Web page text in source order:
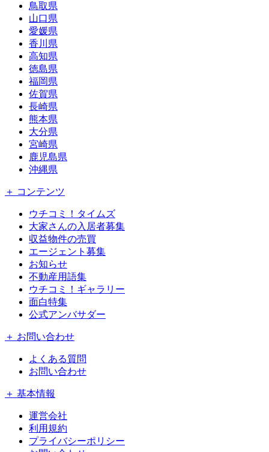
鳥取県
山口県
愛媛県
香川県
高知県
徳島県
福岡県
佐賀県
長崎県
熊本県
大分県
宮崎県
鹿児島県
沖縄県
＋ コンテンツ
ウチコミ！タイムズ
大家さんの入居者募集
収益物件の売買
エージェント募集
お知らせ
不動産用語集
ウチコミ！ギャラリー
面白特集
公式アンバサダー
＋ お問い合わせ
よくある質問
お問い合わせ
＋ 基本情報
運営会社
利用規約
プライバシーポリシー